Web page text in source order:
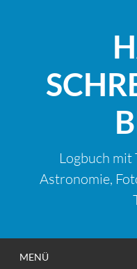
Logbuch mit
Astronomie,
MENÜ